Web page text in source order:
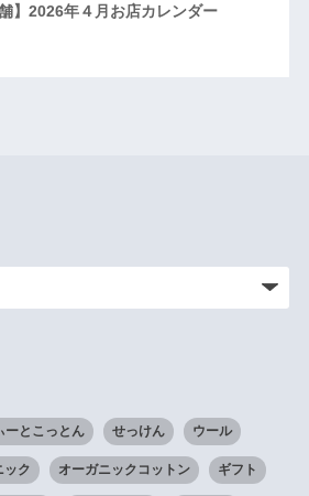
舗】2026年４月お店カレンダー
ーとこっとん せっけん ウール
ック オーガニックコットン ギフト